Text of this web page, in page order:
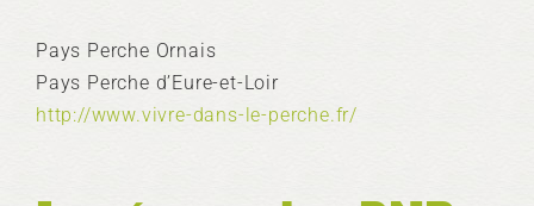
Pays Perche Ornais
Pays Perche d’Eure-et-Loir
http://www.vivre-dans-le-perche.fr/